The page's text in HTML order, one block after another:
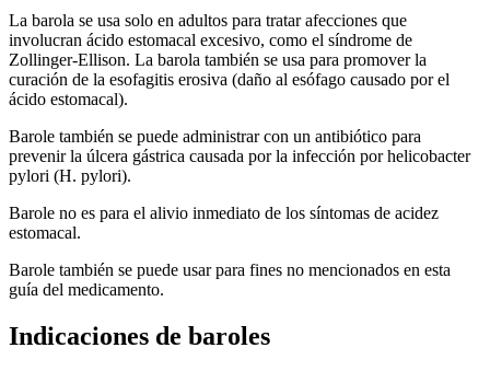
La barola se usa solo en adultos para tratar afecciones que
involucran ácido estomacal excesivo, como el síndrome de
Zollinger-Ellison. La barola también se usa para promover la
curación de la esofagitis erosiva (daño al esófago causado por el
ácido estomacal).
Barole también se puede administrar con un antibiótico para
prevenir la úlcera gástrica causada por la infección por helicobacter
pylori (H. pylori).
Barole no es para el alivio inmediato de los síntomas de acidez
estomacal.
Barole también se puede usar para fines no mencionados en esta
guía del medicamento.
Indicaciones de baroles